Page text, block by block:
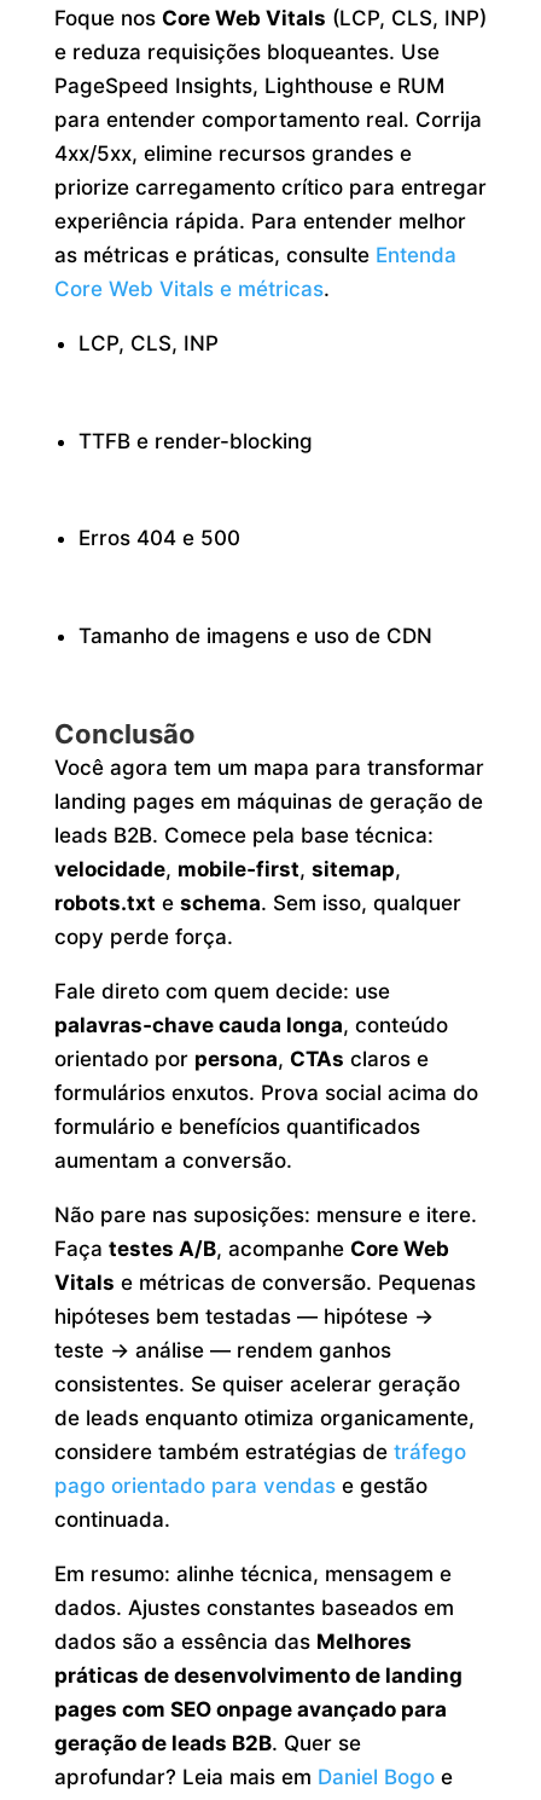
Foque nos Core Web Vitals (LCP, CLS, INP)
e reduza requisições bloqueantes. Use
PageSpeed Insights, Lighthouse e RUM
para entender comportamento real. Corrija
4xx/5xx, elimine recursos grandes e
priorize carregamento crítico para entregar
experiência rápida. Para entender melhor
as métricas e práticas, consulte Entenda
Core Web Vitals e métricas.
LCP, CLS, INP
TTFB e render-blocking
Erros 404 e 500
Tamanho de imagens e uso de CDN
Conclusão
Você agora tem um mapa para transformar
landing pages em máquinas de geração de
leads B2B. Comece pela base técnica:
velocidade, mobile‑first, sitemap,
robots.txt e schema. Sem isso, qualquer
copy perde força.
Fale direto com quem decide: use
palavras‑chave cauda longa, conteúdo
orientado por persona, CTAs claros e
formulários enxutos. Prova social acima do
formulário e benefícios quantificados
aumentam a conversão.
Não pare nas suposições: mensure e itere.
Faça testes A/B, acompanhe Core Web
Vitals e métricas de conversão. Pequenas
hipóteses bem testadas — hipótese →
teste → análise — rendem ganhos
consistentes. Se quiser acelerar geração
de leads enquanto otimiza organicamente,
considere também estratégias de tráfego
pago orientado para vendase gestão
continuada.
Em resumo: alinhe técnica, mensagem e
dados. Ajustes constantes baseados em
dados são a essência das Melhores
práticas de desenvolvimento de landing
pages com SEO onpage avançado para
geração de leads B2B. Quer se
aprofundar? Leia mais em Daniel Bogoe